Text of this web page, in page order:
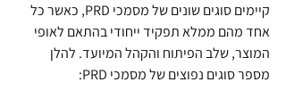
קיימים סוגים שונים של מסמכי PRD, כאשר כל
אחד מהם ממלא תפקיד ייחודי בהתאם לאופי
המוצר, שלב הפיתוח והקהל המיועד. להלן
מספר סוגים נפוצים של מסמכי PRD: